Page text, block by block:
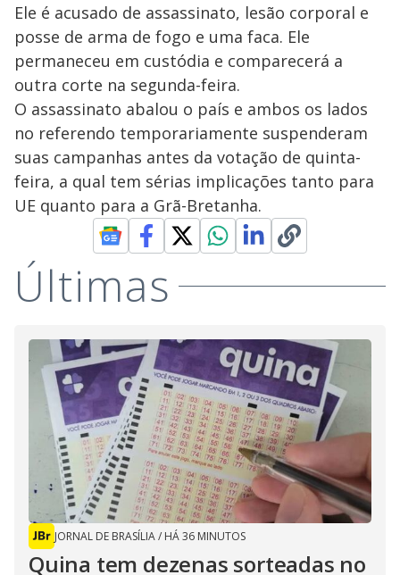
Ele é acusado de assassinato, lesão corporal e
posse de arma de fogo e uma faca. Ele
permaneceu em custódia e comparecerá a
outra corte na segunda-feira.
O assassinato abalou o país e ambos os lados
no referendo temporariamente suspenderam
suas campanhas antes da votação de quinta-
feira, a qual tem sérias implicações tanto para
UE quanto para a Grã-Bretanha.
Últimas
JORNAL DE BRASÍLIA/ HÁ 36 MINUTOS
Quina tem dezenas sorteadas no